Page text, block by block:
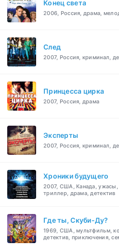
Конец света
2006, Россия, драма,
След
2007, Россия, криминал,
Принцесса цирка
2007, Россия, драма
Эксперты
2007, Россия, криминал,
Хроники будущего
2007, США, Канада, ужасы,
триллер, драма, детектив
Где ты, Скуби-Ду?
1969, США, мультфильм,
детектив, приключения,